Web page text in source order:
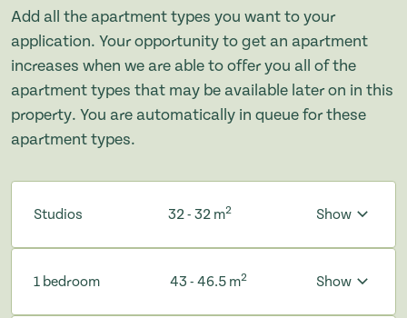
Add all the apartment types you want to your
application. Your opportunity to get an apartment
increases when we are able to offer you all of the
apartment types that may be available later on in this
property. You are automatically in queue for these
apartment types.
Studios 32 - 32 m2 Show
1 bedroom 43 - 46.5 m2 Show